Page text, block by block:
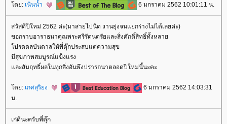
ดย: เนินน้ำ 6 มกราคม 2562 10:01:11 น.
สวัสดีปีใหม่ 2562 ค่ะ(มาสายไปนิด งานยุ่งจนแยกร่างไม่ได้เลยค่ะ)
ขอกราบอาราธนาคุณพระศรีรัตนตรัยและสิ่งศักดิ์สิทธิ์ทั้งหลา
ปรดดลบันดาลให้พี่ตุ๊กประสบแต่ความสุข
มีสุขภาพสมบูรณ์แข็งแรง
ละสัมฤทธิ์ผลในทุกสิ่งอันพึงปรารถนาตลอดปีใหม่นี้นะคะ
ดย: เกศสุริยง
6 มกราคม 2562 14:03:31
น.
เก๋ดีนะครับพี่ตุ๊ก